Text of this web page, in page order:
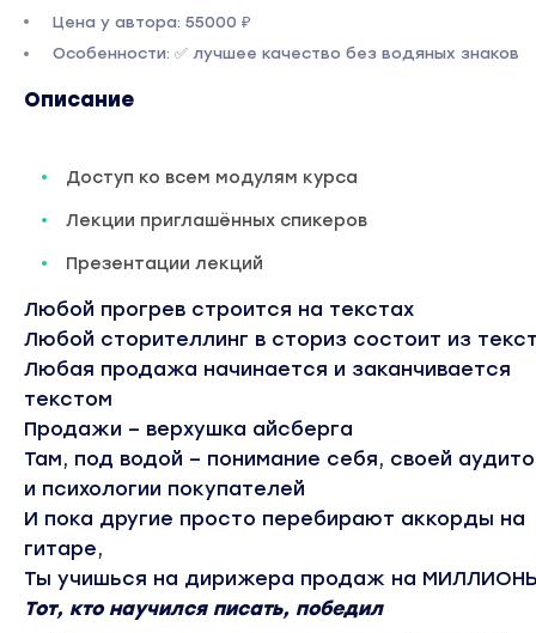
Цена у автора: 55000 ₽
Особенности: ✅ лучшее качество без водяных знаков
Описание
Доступ ко всем модулям курса
Лекции приглашённых спикеров
Презентации лекций
Любой прогрев строится на текстах
Любой сторителлинг в сториз состоит из
Любая продажа начинается и заканчивается
текстом
Продажи – верхушка айсберга
Там, под водой – понимание себя, своей
и психологии покупателей
И пока другие просто перебирают аккорды на
гитаре,
Ты учишься на дирижера продаж на
Тот, кто научился писать, победил